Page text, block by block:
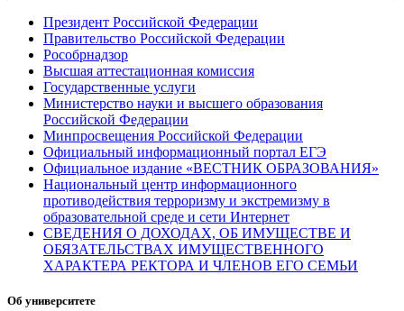
Президент Российской Федерации
Правительство Российской Федерации
Рособрнадзор
Высшая аттестационная комиссия
Государственные услуги
Министерство науки и высшего образования
Российской Федерации
Минпросвещения Российской Федерации
Официальный информационный портал ЕГЭ
Официальное издание «ВЕСТНИК ОБРАЗОВАНИЯ»
Национальный центр информационного
противодействия терроризму и экстремизму в
образовательной среде и сети Интернет
СВЕДЕНИЯ О ДОХОДАХ, ОБ ИМУЩЕСТВЕ И
ОБЯЗАТЕЛЬСТВАХ ИМУЩЕСТВЕННОГО
ХАРАКТЕРА РЕКТОРА И ЧЛЕНОВ ЕГО СЕМЬИ
Об университете